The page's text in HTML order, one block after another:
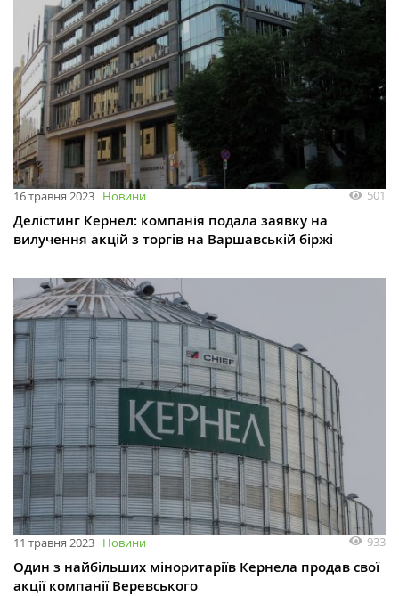
16 травня 2023 Новини 501
Делістинг Кернел: компанія подала заявку на
вилучення акцій з торгів на Варшавській біржі
11 травня 2023 Новини 933
Один з найбільших міноритаріїв Кернела продав свої
акції компанії Веревського